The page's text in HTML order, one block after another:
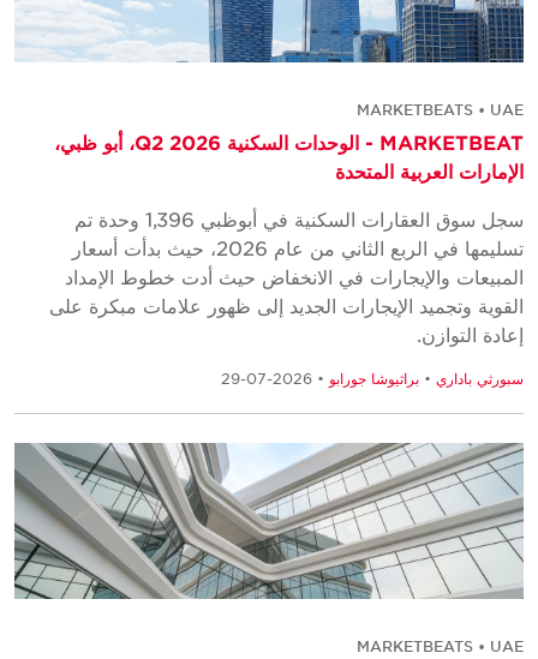
MARKETBEATS • UAE
MARKETBEAT - الوحدات السكنية Q2 2026، أبو ظبي،
الإمارات العربية المتحدة
سجل سوق العقارات السكنية في أبوظبي 1,396 وحدة تم
تسليمها في الربع الثاني من عام 2026، حيث بدأت أسعار
المبيعات والإيجارات في الانخفاض حيث أدت خطوط الإمداد
القوية وتجميد الإيجارات الجديد إلى ظهور علامات مبكرة على
إعادة التوازن.
سبورثي باداري • براثيوشا جورابو • 2026-07-29
MARKETBEATS • UAE